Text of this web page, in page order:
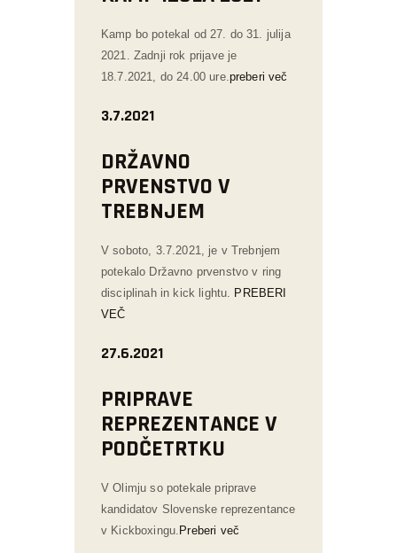
Kamp bo potekal od 27. do 31. julija
2021. Zadnji rok prijave je
18.7.2021, do 24.00 ure. preberi več
3.7.2021
DRŽAVNO
PRVENSTVO V
TREBNJEM
V soboto, 3.7.2021, je v Trebnjem
potekalo Državno prvenstvo v ring
disciplinah in kick lightu.
PREBERI
VEČ
27.6.2021
PRIPRAVE
REPREZENTANCE V
PODČETRTKU
V Olimju so potekale priprave
kandidatov Slovenske reprezentance
v Kickboxingu. Preberi več